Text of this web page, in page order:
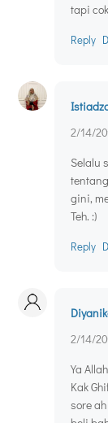
tapi
Reply
2/14/
Selalu
gini,
Teh. :)
Reply
2/14/
Ya
Kak
sore